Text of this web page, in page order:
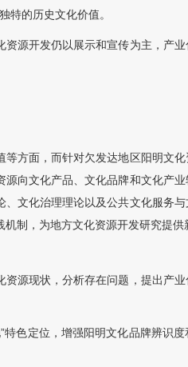
特的历史文化价值。
源开发仍以展示和宣传为主，产
方面，而针对欠发达地区阳明文
向文化产品、文化品牌和文化产
文化治理理论以及公共文化服务与
制，为地方文化资源开发研究提供
源现状，分析存在问题，提出产
色定位，增强阳明文化品牌辨识